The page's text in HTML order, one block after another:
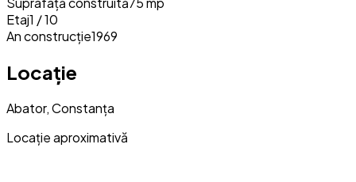
Etaj1 / 10
An construcție1969
Locație
Abator, Constanța
Locație aproximativă